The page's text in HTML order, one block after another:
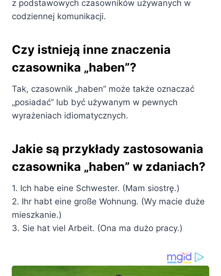
z podstawowych czasowników używanych w
codziennej komunikacji.
Czy istnieją inne znaczenia
czasownika „haben”?
Tak, czasownik „haben” może także oznaczać
„posiadać” lub być używanym w pewnych
wyrażeniach idiomatycznych.
Jakie są przykłady zastosowania
czasownika „haben” w zdaniach?
1. Ich habe eine Schwester. (Mam siostrę.)
2. Ihr habt eine große Wohnung. (Wy macie duże
mieszkanie.)
3. Sie hat viel Arbeit. (Ona ma dużo pracy.)